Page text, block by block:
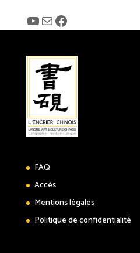
YouTube
E-mailFacebook
FAQ
Accès
Mentions légales
Politique de confidentialité